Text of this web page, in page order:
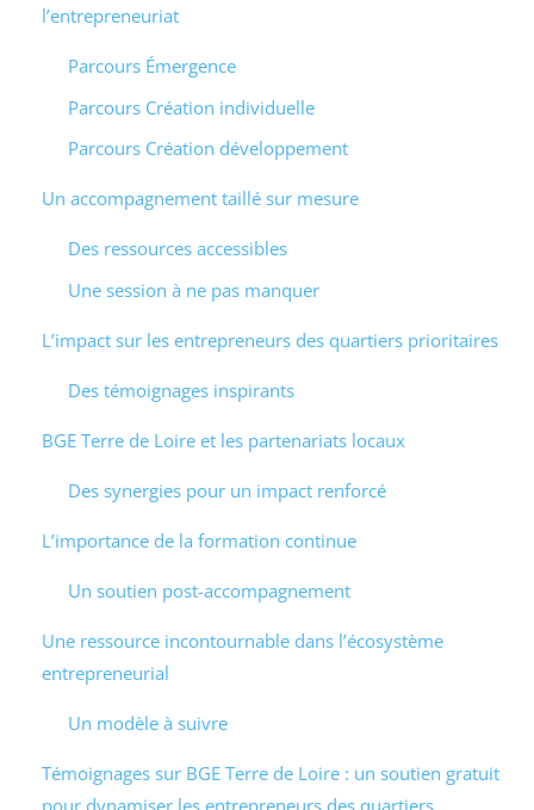
l’entrepreneuriat
Parcours Émergence
Parcours Création individuelle
Parcours Création développement
Un accompagnement taillé sur mesure
Des ressources accessibles
Une session à ne pas manquer
L’impact sur les entrepreneurs des quartiers prioritaires
Des témoignages inspirants
BGE Terre de Loire et les partenariats locaux
Des synergies pour un impact renforcé
L’importance de la formation continue
Un soutien post-accompagnement
Une ressource incontournable dans l’écosystème
entrepreneurial
Un modèle à suivre
Témoignages sur BGE Terre de Loire : un soutien gratuit
pour dynamiser les entrepreneurs des quartiers